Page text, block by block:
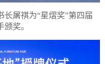
长屠祺为“星熠奖”第四届
奖。